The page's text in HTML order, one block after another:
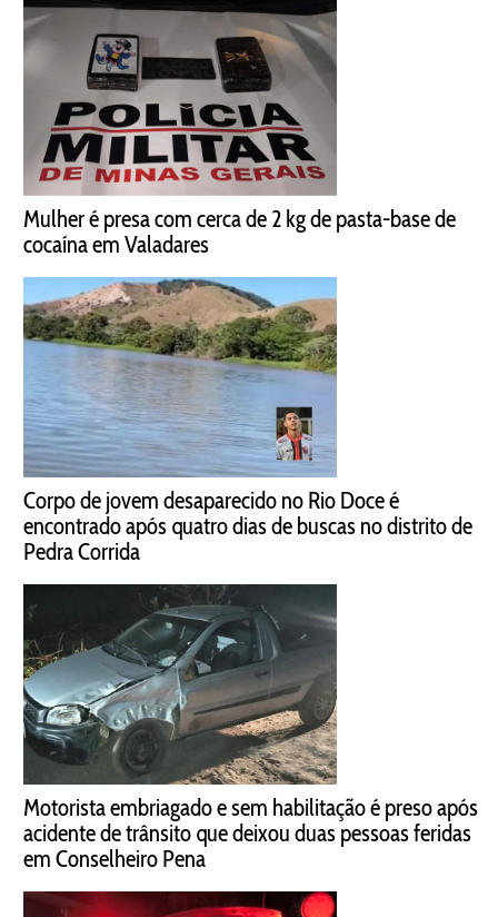
Mulher é presa com cerca de 2 kg de pasta-base de
cocaína em Valadares
Corpo de jovem desaparecido no Rio Doce é
encontrado após quatro dias de buscas no distrito de
Pedra Corrida
Motorista embriagado e sem habilitação é preso após
acidente de trânsito que deixou duas pessoas feridas
em Conselheiro Pena